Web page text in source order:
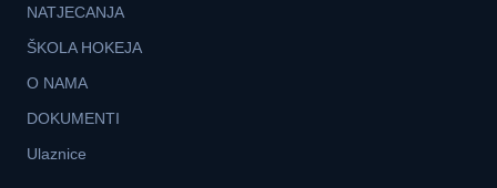
NATJECANJA
ŠKOLA HOKEJA
O NAMA
DOKUMENTI
Ulaznice